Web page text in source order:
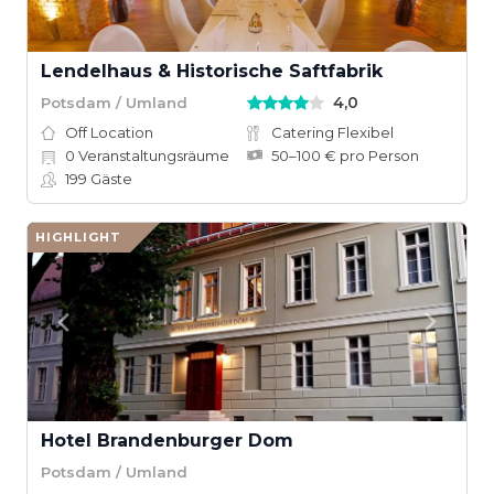
Lendelhaus & Historische Saftfabrik
Potsdam / Umland 4,0
Off Location
Catering Flexibel
0 Veranstaltungsräume
50–100 € pro Person
199 Gäste
HIGHLIGHT
Hotel Brandenburger Dom
Potsdam / Umland